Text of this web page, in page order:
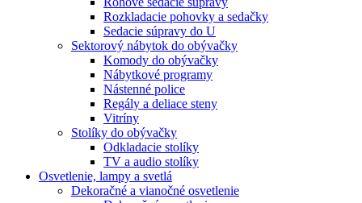
Rozkladacie pohovky a sedačky
Sedacie súpravy do U
Sektorový nábytok do obývačky
Komody do obývačky
Nábytkové programy
Nástenné police
Regály a deliace steny
Vitríny
Stolíky do obývačky
Odkladacie stolíky
TV a audio stolíky
Osvetlenie, lampy a svetlá
Dekoračné a vianočné osvetlenie